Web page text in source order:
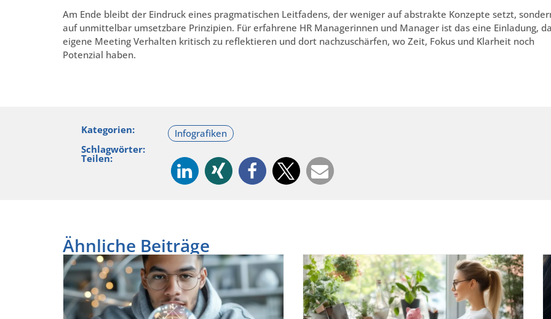
Am Ende bleibt der Eindruck eines pragmatischen Leitfadens, der weniger auf abstrakte Konzepte setzt,
auf unmittelbar umsetzbare Prinzipien. Für erfahrene HR Managerinnen und Manager ist das eine Einladung,
eigene Meeting Verhalten kritisch zu reflektieren und dort nachzuschärfen, wo Zeit, Fokus und Klarheit noch
Potenzial haben.
Kategorien:
Schlagwörter:
Teilen:
Ähnliche Beiträge